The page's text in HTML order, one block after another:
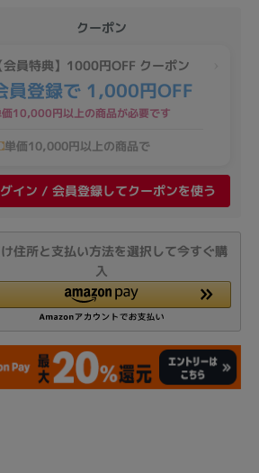
クーポン
【会員特典】1000円OFF クーポン
員登録で 1,000円OFF
10,000円以上の商品が必要です
単価10,000円以上の商品で
イン / 会員登録してクーポンを使う
住所と支払い方法を選択して今すぐ購
入